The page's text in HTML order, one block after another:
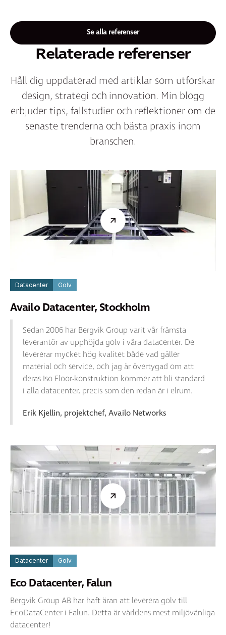
Se alla referenser
Relaterade referenser
Håll dig uppdaterad med artiklar som utforskar
design, strategi och innovation. Min blogg
erbjuder tips, fallstudier och reflektioner om de
senaste trenderna och bästa praxis inom
branschen.
Datacenter Golv
Availo Datacenter, Stockholm
Sedan 2006 har Bergvik Group varit vår främsta
leverantör av upphöjda golv i våra datacenter. De
levererar mycket hög kvalitet både vad gäller
material och service, och jag är övertygad om att
deras Iso Floor-konstruktion kommer att bli standard
i alla datacenter, precis som den redan är i elrum.
Erik Kjellin, projektchef, Availo Networks
Datacenter Golv
Eco Datacenter, Falun
Bergvik Group AB har haft äran att leverera golv till
EcoDataCenter i Falun. Detta är världens mest miljövänliga
datacenter!